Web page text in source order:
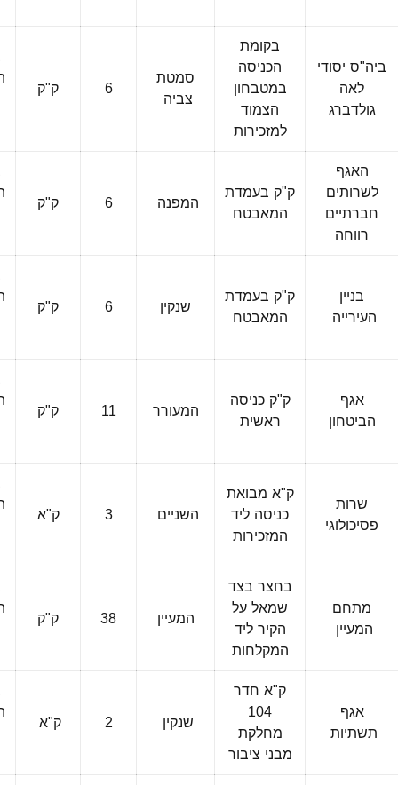
ביה"ס יסודי
לאה
גולדברג
בקומת
הכניסה
במטבחון
הצמוד
למזכירות
סמטת
צביה 6 ק"ק
האגף
לשרותים
חברתיים
רווחה
ק"ק בעמדת
המאבטח המפנה 6 ק"ק
בניין
העירייה
ק"ק בעמדת
המאבטח שנקין 6 ק"ק
אגף
הביטחון
ק"ק כניסה
ראשית המעורר 11 ק"ק
שרות
פסיכולוגי
ק"א מבואת
כניסה ליד
המזכירות
השניים 3 ק"א
מתחם
המעיין
בחצר בצד
שמאל על
הקיר ליד
המקלחות
המעיין 38 ק"ק
אגף
תשתיות
ק"א חדר
104
מחלקת
מבני ציבור
שנקין 2 ק"א